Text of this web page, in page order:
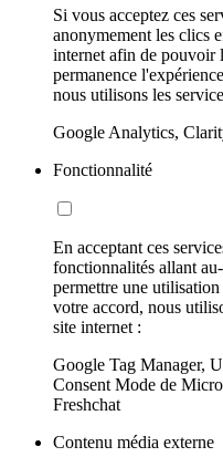
Si vous acceptez ces
anonymement les clics
internet afin de pouvoir
permanence
nous utilisons les
Google Analytics,
Fonctionnalité
En acceptant ces
fonctionnalités allant
permettre une
votre accord, nous
site internet :
Google Tag Manager,
Consent Mode de
Freshchat
Contenu média externe